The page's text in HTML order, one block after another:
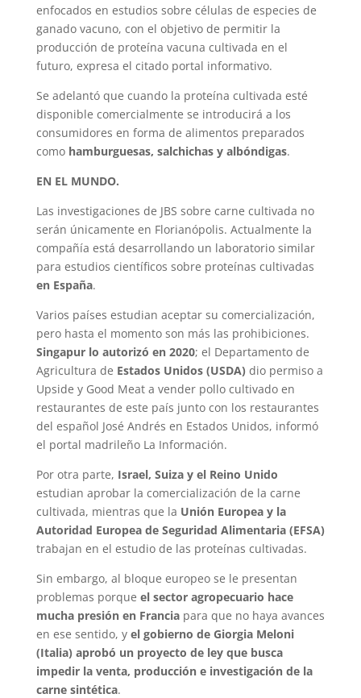
enfocados en estudios sobre células de especies de
ganado vacuno, con el objetivo de permitir la
producción de proteína vacuna cultivada en el
futuro, expresa el citado portal informativo.
Se adelantó que cuando la proteína cultivada esté
disponible comercialmente se introducirá a los
consumidores en forma de alimentos preparados
como hamburguesas, salchichas y albóndigas.
EN EL MUNDO.
Las investigaciones de JBS sobre carne cultivada no
serán únicamente en Florianópolis. Actualmente la
compañía está desarrollando un laboratorio similar
para estudios científicos sobre proteínas cultivadas
en España.
Varios países estudian aceptar su comercialización,
pero hasta el momento son más las prohibiciones.
Singapur lo autorizó en 2020; el Departamento de
Agricultura de Estados Unidos (USDA) dio permiso a
Upside y Good Meat a vender pollo cultivado en
restaurantes de este país junto con los restaurantes
del español José Andrés en Estados Unidos, informó
el portal madrileño La Información.
Por otra parte, Israel, Suiza y el Reino Unido
estudian aprobar la comercialización de la carne
cultivada, mientras que la Unión Europea y la
Autoridad Europea de Seguridad Alimentaria (EFSA)
trabajan en el estudio de las proteínas cultivadas.
Sin embargo, al bloque europeo se le presentan
problemas porque el sector agropecuario hace
mucha presión en Franciapara que no haya avances
en ese sentido, y el gobierno de Giorgia Meloni
(Italia) aprobó un proyecto de ley que busca
impedir la venta, producción e investigación de la
carne sintética.